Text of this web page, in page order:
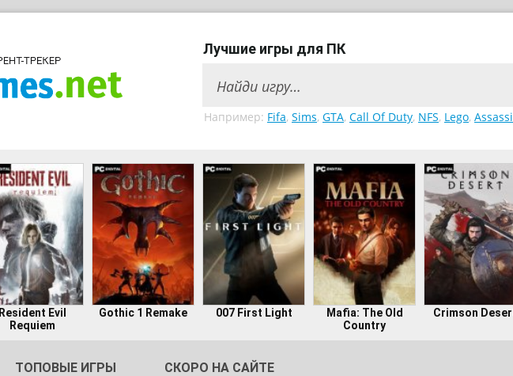
Лучшие игры для ПК
Например: Fifa, Sims, GTA, Call Of Duty, NFS, Lego,
Resident Evil
Requiem
Gothic 1 Remake 007 First Light
Mafia: The Old
Country
Crimson
ТОПОВЫЕ ИГРЫ СКОРО НА САЙТЕ